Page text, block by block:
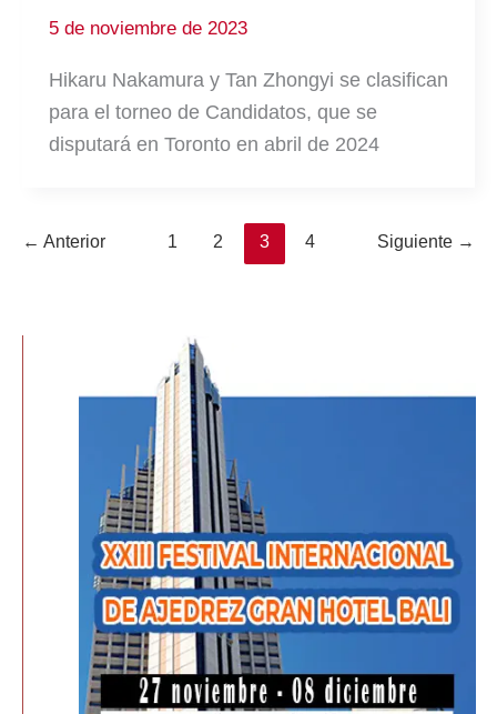
5 de noviembre de 2023
Hikaru Nakamura y Tan Zhongyi se clasifican
para el torneo de Candidatos, que se
disputará en Toronto en abril de 2024
← Anterior 1 2 3 4 Siguiente →